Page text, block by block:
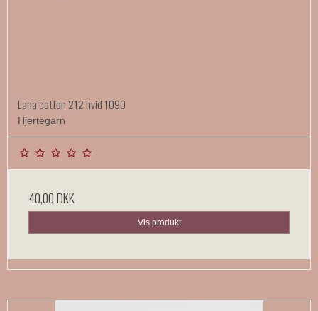
Lana cotton 212 hvid 1090
Hjertegarn
40,00 DKK
Vis produkt